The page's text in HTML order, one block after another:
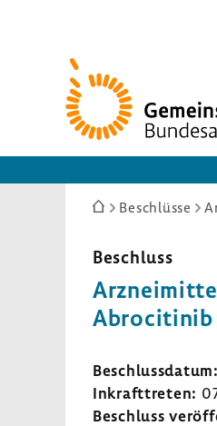
Zur
Startseite
Sie
hier:
Beschlüsse
Beschluss
Abro­ci­tinib
Beschluss­datum:
Inkraft­treten:
Beschluss